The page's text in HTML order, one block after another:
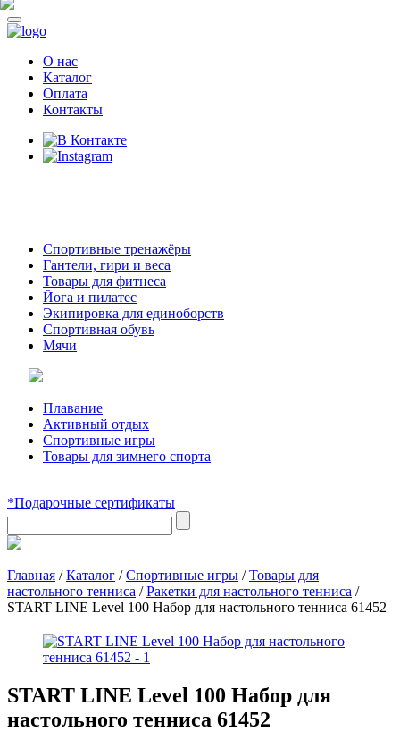
О нас
Каталог
Оплата
Контакты
Спортивные тренажёры
Гантели, гири и веса
Товары для фитнеса
Йога и пилатес
Экипировка для единоборств
Спортивная обувь
Мячи
Плавание
Активный отдых
Спортивные игры
Товары для зимнего спорта
*Подарочные сертификаты
Главная /Каталог /Спортивные игры /Товары для
настольного тенниса /Ракетки для настольного тенниса /
START LINE Level 100 Набор для настольного тенниса 61452
START LINE Level 100 Набор для
настольного тенниса 61452